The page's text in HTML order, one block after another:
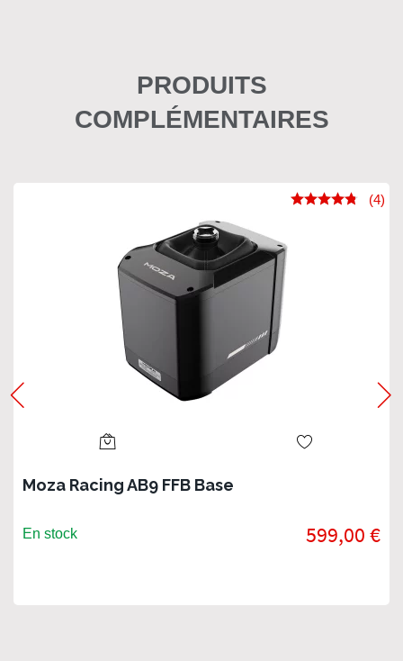
PRODUITS
COMPLÉMENTAIRES
Moza Racing AB9 FFB Base
(4)
En stock 599,00 €